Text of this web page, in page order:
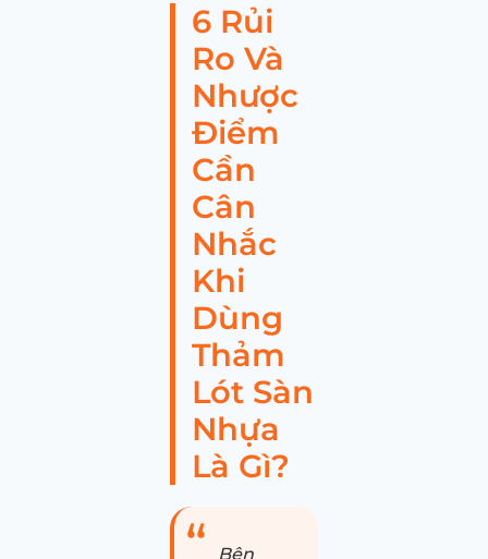
6 Rủi
Ro Và
Nhược
Điểm
Cần
Cân
Nhắc
Khi
Dùng
Thảm
Lót Sàn
Nhựa
Là Gì?
Bên